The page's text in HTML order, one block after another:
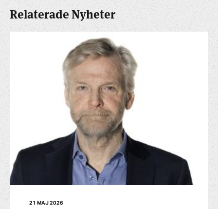
Relaterade Nyheter
21 MAJ 2026